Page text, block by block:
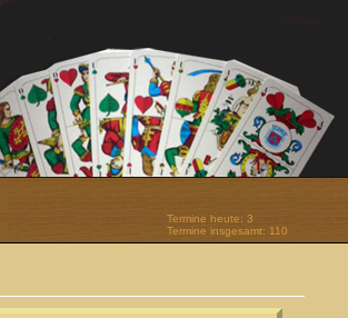
Termine heute: 3
Termine insgesamt: 110